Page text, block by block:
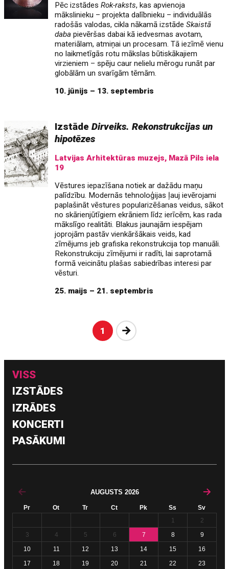
Pēc izstādes Rok-raksts, kas apvienoja
mākslinieku – projekta dalībnieku – individuālās
radošās valodas, cikla nākamā izstāde Skaistā
daba pievēršas dabai kā iedvesmas avotam,
materiālam, atmiņai un procesam. Tā iezīmē vienu
no laikmetīgās rotu mākslas būtiskākajiem
virzieniem – spēju caur nelielu mērogu runāt par
globālām un svarīgām tēmām.
10. jūnijs – 13. septembris
Izstāde Dirveiks. Rekonstrukcijas un
hipotēzes
Latvijas Arhitektūras muzejs, Mazā Pils iela
19
Vēstures iepazīšana notiek ar dažādu maņu
palīdzību. Modernās tehnoloģijas ļauj ievērojami
paplašināt vēstures popularizēšanas veidus, sākot
no skārienjūtīgiem ekrāniem līdz ierīcēm, kas rada
mākslīgo realitāti. Blakus jaunajām iespējam
joprojām pastāv vienkāršākais veids, kad
zīmējums jeb grafiska rekonstrukcija top manuāli.
Rekonstrukciju zīmējumi ir radīti, lai saprotamā
formā veicinātu plašas sabiedrības interesi par
vēsturi.
25. maijs – 21. septembris
1 Nākošā
VISS
IZSTĀDES
IZRĀDES
KONCERTI
PASĀKUMI
AUGUSTS 2026
Pr Ot Tr Ct Pk Ss
Sv
1
2
3 4 5 6 7 8 9
10 11 12 13 14 15 16
17 18 19 20 21 22 23